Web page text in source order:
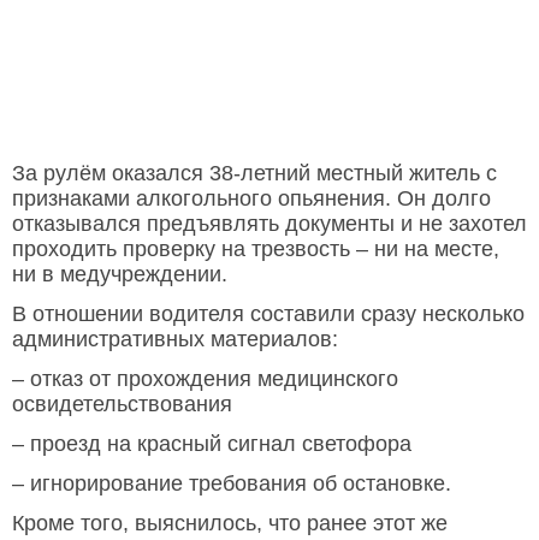
За рулём оказался 38-летний местный житель с
признаками алкогольного опьянения. Он долго
отказывался предъявлять документы и не захотел
проходить проверку на трезвость – ни на месте,
ни в медучреждении.
В отношении водителя составили сразу несколько
административных материалов:
– отказ от прохождения медицинского
освидетельствования
– проезд на красный сигнал светофора
– игнорирование требования об остановке.
Кроме того, выяснилось, что ранее этот же